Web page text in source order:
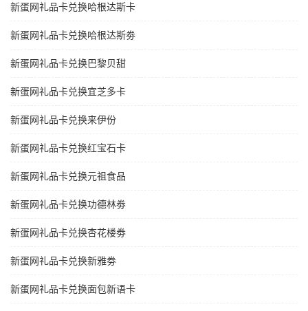
新蛋网礼品卡兑换哈根达斯卡
新蛋网礼品卡兑换哈根达斯劵
新蛋网礼品卡兑换巴黎贝甜
新蛋网礼品卡兑换宜芝多卡
新蛋网礼品卡兑换来伊份
新蛋网礼品卡兑换红宝石卡
新蛋网礼品卡兑换元祖食品
新蛋网礼品卡兑换功德林劵
新蛋网礼品卡兑换杏花楼劵
新蛋网礼品卡兑换新雅劵
新蛋网礼品卡兑换面包新语卡